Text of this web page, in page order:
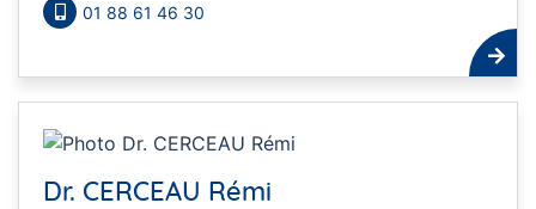
01 88 61 46 30
Dr. CERCEAU Rémi